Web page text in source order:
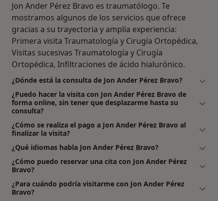
Jon Ander Pérez Bravo es traumatólogo. Te
mostramos algunos de los servicios que ofrece
gracias a su trayectoria y amplia experiencia:
Primera visita Traumatología y Cirugía Ortopédica,
Visitas sucesivas Traumatología y Cirugía
Ortopédica, Infiltraciones de ácido hialurónico.
¿Dónde está la consulta de Jon Ander Pérez Bravo?
¿Puedo hacer la visita con Jon Ander Pérez Bravo de
forma online, sin tener que desplazarme hasta su
consulta?
¿Cómo se realiza el pago a Jon Ander Pérez Bravo al
finalizar la visita?
¿Qué idiomas habla Jon Ander Pérez Bravo?
¿Cómo puedo reservar una cita con Jon Ander Pérez
Bravo?
¿Para cuándo podría visitarme con Jon Ander Pérez
Bravo?